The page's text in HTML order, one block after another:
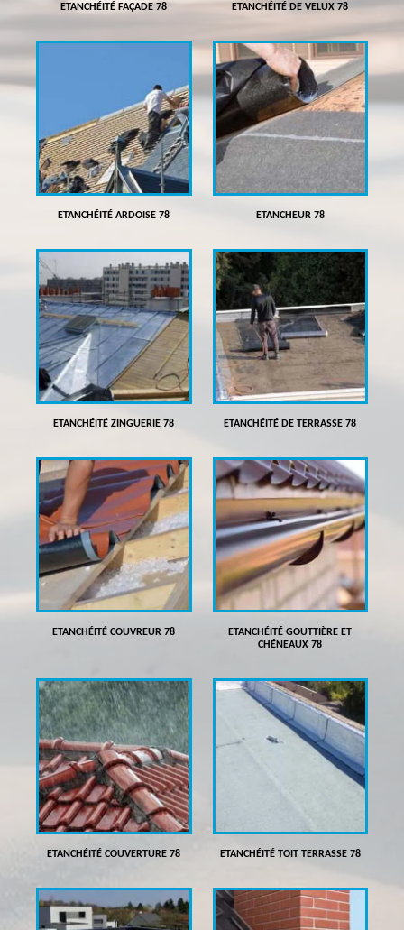
ETANCHÉITÉ FAÇADE 78 ETANCHÉITÉ DE VELUX 78
ETANCHÉITÉ ARDOISE 78 ETANCHEUR 78
ETANCHÉITÉ ZINGUERIE 78 ETANCHÉITÉ DE TERRASSE 78
ETANCHÉITÉ COUVREUR 78
ETANCHÉITÉ GOUTTIÈRE ET
CHÉNEAUX 78
ETANCHÉITÉ COUVERTURE 78 ETANCHÉITÉ TOIT TERRASSE 78